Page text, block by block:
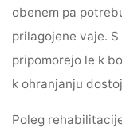
obenem pa
prilagojene vaje.
pripomorejo le k
k ohranjanju
Poleg